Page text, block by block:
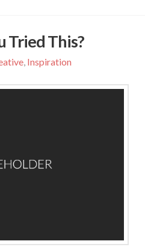
Tried This?
, Inspiration